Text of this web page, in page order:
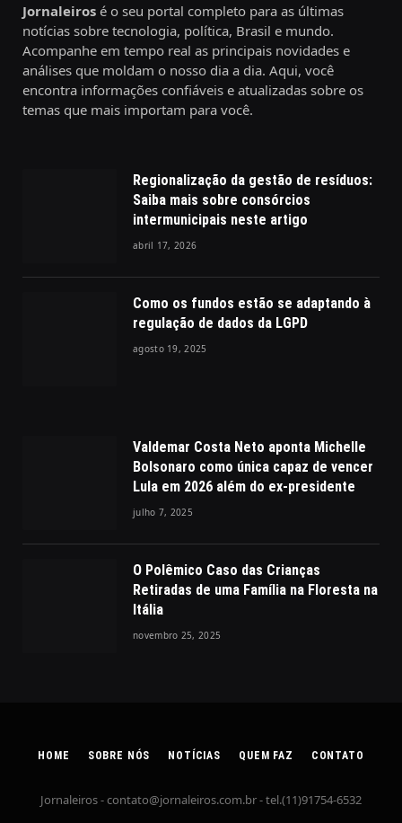
Jornaleiros é o seu portal completo para as últimas
notícias sobre tecnologia, política, Brasil e mundo.
Acompanhe em tempo real as principais novidades e
análises que moldam o nosso dia a dia. Aqui, você
encontra informações confiáveis e atualizadas sobre os
temas que mais importam para você.
Regionalização da gestão de resíduos:
Saiba mais sobre consórcios
intermunicipais neste artigo
abril 17, 2026
Como os fundos estão se adaptando à
regulação de dados da LGPD
agosto 19, 2025
Valdemar Costa Neto aponta Michelle
Bolsonaro como única capaz de vencer
Lula em 2026 além do ex-presidente
julho 7, 2025
O Polêmico Caso das Crianças
Retiradas de uma Família na Floresta na
Itália
novembro 25, 2025
HOME SOBRE NÓS NOTÍCIAS QUEM FAZ CONTATO
Jornaleiros -contato@jornaleiros.com.br- tel.(11)91754-6532